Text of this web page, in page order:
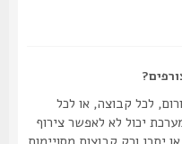
קבוצה, או לכל
לא לאפשר צירוף